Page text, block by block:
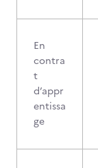
En
contra
t
d’appr
entissa
ge